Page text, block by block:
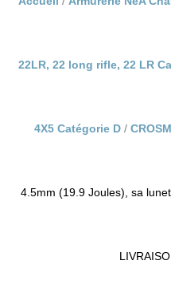
22LR, 22 long rifle, 22 LR
4X5 Catégorie D
4.5mm (19.9 Joules), sa